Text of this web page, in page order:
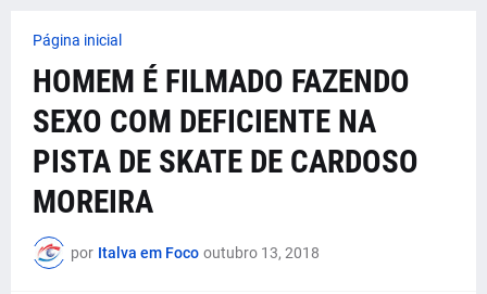
Página inicial
HOMEM É FILMADO FAZENDO
SEXO COM DEFICIENTE NA
PISTA DE SKATE DE CARDOSO
MOREIRA
por Italva em Foco outubro 13, 2018